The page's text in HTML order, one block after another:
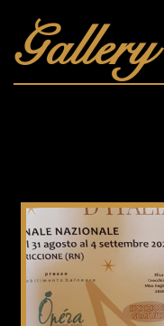
Gallery